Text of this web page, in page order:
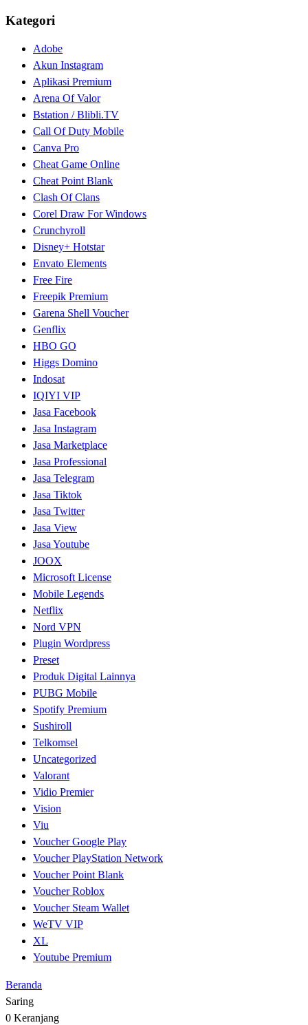
Kategori
Adobe
Akun Instagram
Aplikasi Premium
Arena Of Valor
Bstation / Blibli.TV
Call Of Duty Mobile
Canva Pro
Cheat Game Online
Cheat Point Blank
Clash Of Clans
Corel Draw For Windows
Crunchyroll
Disney+ Hotstar
Envato Elements
Free Fire
Freepik Premium
Garena Shell Voucher
Genflix
HBO GO
Higgs Domino
Indosat
IQIYI VIP
Jasa Facebook
Jasa Instagram
Jasa Marketplace
Jasa Professional
Jasa Telegram
Jasa Tiktok
Jasa Twitter
Jasa View
Jasa Youtube
JOOX
Microsoft License
Mobile Legends
Netflix
Nord VPN
Plugin Wordpress
Preset
Produk Digital Lainnya
PUBG Mobile
Spotify Premium
Sushiroll
Telkomsel
Uncategorized
Valorant
Vidio Premier
Vision
Viu
Voucher Google Play
Voucher PlayStation Network
Voucher Point Blank
Voucher Roblox
Voucher Steam Wallet
WeTV VIP
XL
Youtube Premium
Beranda
Saring
0 Keranjang